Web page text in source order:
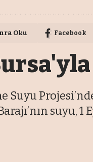
Oku Facebook
Suyu
suyu, 1